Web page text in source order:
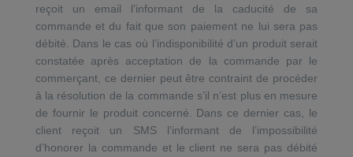
reçoit un email l’informant de la caducité de sa
commande et du fait que son paiement ne lui sera pas
débité. Dans le cas où l’indisponibilité d’un produit serait
constatée après acceptation de la commande par le
commerçant, ce dernier peut être contraint de procéder
à la résolution de la commande s’il n’est plus en mesure
de fournir le produit concerné. Dans ce dernier cas, le
client reçoit un SMS l’informant de l’impossibilité
d’honorer la commande et le client ne sera pas débité